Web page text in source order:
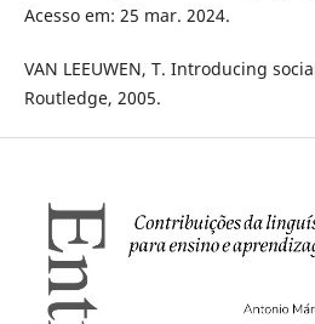
Acesso em: 25 mar. 2024.
VAN LEEUWEN, T. Introducing
Routledge, 2005.